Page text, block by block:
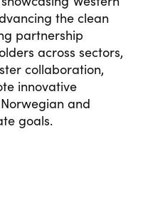
the clean
partnership
across sectors,
collaboration,
innovative
and
goals.